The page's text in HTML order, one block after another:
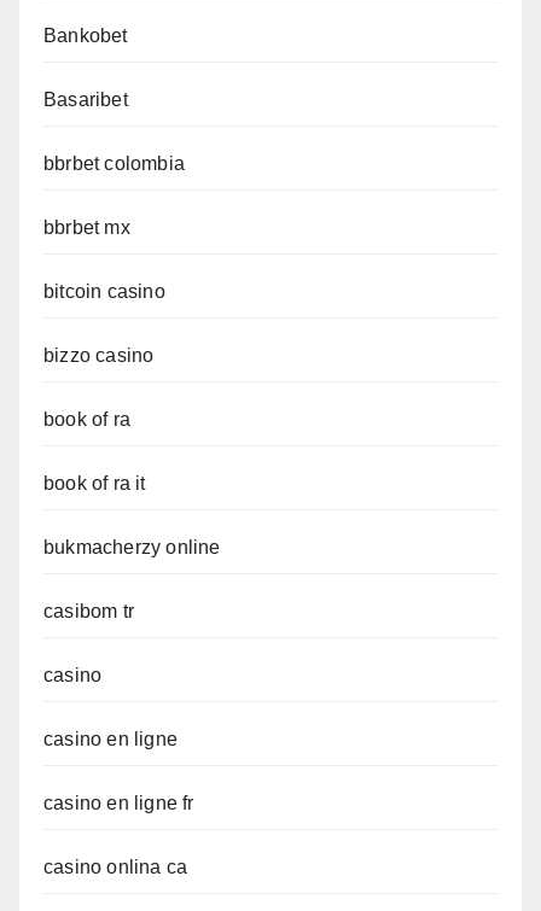
Bankobet
Basaribet
bbrbet colombia
bbrbet mx
bitcoin casino
bizzo casino
book of ra
book of ra it
bukmacherzy online
casibom tr
casino
casino en ligne
casino en ligne fr
casino onlina ca